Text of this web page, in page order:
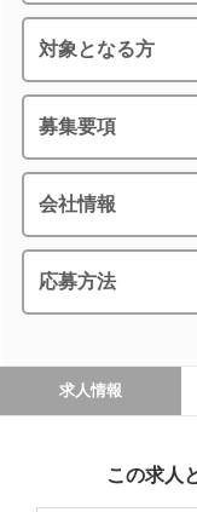
対象となる方
募集要項
会社情報
応募方法
求人情報
この求人